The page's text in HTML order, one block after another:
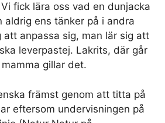
fick lära oss vad en dunjacka
aldrig ens tänker på i andra
att anpassa sig, man lär sig att
leverpastej. Lakrits, där går
gillar det.
främst genom att titta på
eftersom undervisningen på